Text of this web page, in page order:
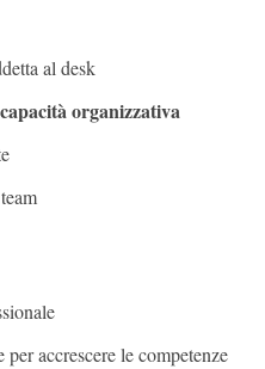
al desk
organizzativa
accrescere le competenze